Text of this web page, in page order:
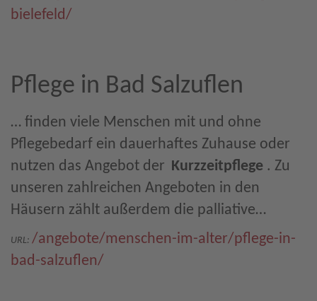
bielefeld/
Pflege in Bad Salzuflen
… finden viele Menschen mit und ohne
Pflegebedarf ein dauerhaftes Zuhause oder
nutzen das Angebot der Kurzzeitpflege . Zu
unseren zahlreichen Angeboten in den
Häusern zählt außerdem die palliative…
URL: /angebote/menschen-im-alter/pflege-in-
bad-salzuflen/